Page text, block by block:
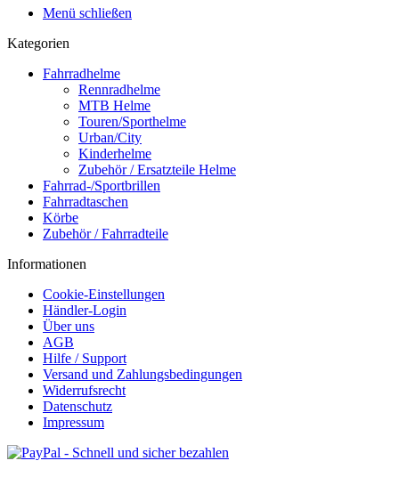
Menü schließen
Kategorien
Fahrradhelme
Rennradhelme
MTB Helme
Touren/Sporthelme
Urban/City
Kinderhelme
Zubehör / Ersatzteile Helme
Fahrrad-/Sportbrillen
Fahrradtaschen
Körbe
Zubehör / Fahrradteile
Informationen
Cookie-Einstellungen
Händler-Login
Über uns
AGB
Hilfe / Support
Versand und Zahlungsbedingungen
Widerrufsrecht
Datenschutz
Impressum